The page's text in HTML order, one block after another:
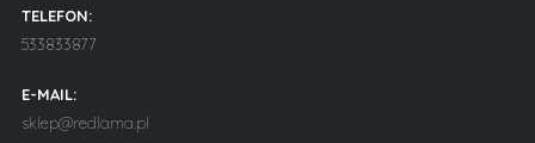
TELEFON:
533833877
E-MAIL:
sklep@redlama.pl